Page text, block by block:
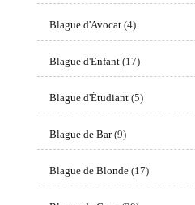
Blague d'Avocat(4)
Blague d'Enfant(17)
Blague d'Étudiant(5)
Blague de Bar(9)
Blague de Blonde(17)